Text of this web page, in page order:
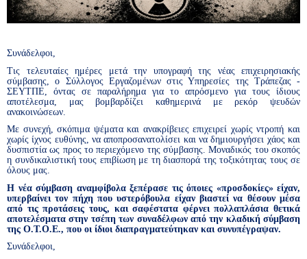
Συνάδελφοι,
Τις τελευταίες ημέρες μετά την υπογραφή της νέας επιχειρησιακής
σύμβασης, ο Σύλλογος Εργαζομένων στις Υπηρεσίες της Τράπεζας -
ΣΕΥΤΠΕ, όντας σε παραλήρημα για το απρόσμενο για τους ίδιους
αποτέλεσμα, μας βομβαρδίζει καθημερινά με ρεκόρ ψευδών
ανακοινώσεων.
Με συνεχή, σκόπιμα ψέματα και ανακρίβειες επιχειρεί χωρίς ντροπή και
χωρίς ίχνος ευθύνης, να αποπροσανατολίσει και να δημιουργήσει χάος και
δυσπιστία ως προς το περιεχόμενο της σύμβασης. Μοναδικός του σκοπός
η συνδικαλιστική τους επιβίωση με τη διασπορά της τοξικότητας τους σε
όλους μας.
Η νέα σύμβαση αναμφίβολα ξεπέρασε τις όποιες «προσδοκίες» είχαν,
υπερβαίνει τον πήχη που υστερόβουλα είχαν βιαστεί να θέσουν μέσα
από τις προτάσεις τους, και σαφέστατα φέρνει πολλαπλάσια θετικά
αποτελέσματα στην τσέπη των συναδέλφων από την κλαδική σύμβαση
της Ο.Τ.Ο.Ε., που οι ίδιοι διαπραγματεύτηκαν και συνυπέγραψαν.
Συνάδελφοι,